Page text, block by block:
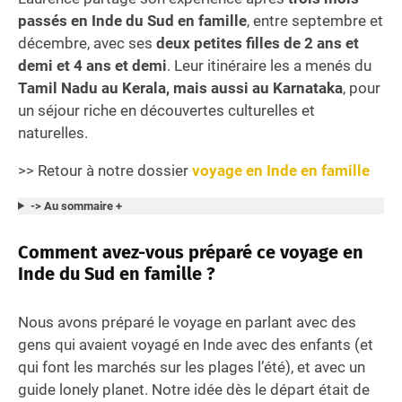
passés en Inde du Sud en famille, entre septembre et
décembre, avec ses deux petites filles de 2 ans et
demi et 4 ans et demi. Leur itinéraire les a menés du
Tamil Nadu au Kerala, mais aussi au Karnataka, pour
un séjour riche en découvertes culturelles et
naturelles.
>> Retour à notre dossier voyage en Inde en famille
-> Au sommaire +
Comment avez-vous préparé ce voyage en
Inde du Sud en famille ?
Nous avons préparé le voyage en parlant avec des
gens qui avaient voyagé en Inde avec des enfants (et
qui font les marchés sur les plages l’été), et avec un
guide lonely planet. Notre idée dès le départ était de